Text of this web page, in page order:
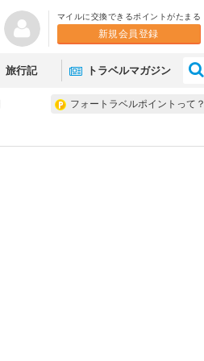
マイルに交換できるポイントがたまる
新規会員登録
旅行記 トラベルマガジン
フォートラベルポイントって？